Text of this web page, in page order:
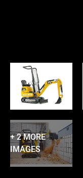
+ 2 MORE
IMAGES